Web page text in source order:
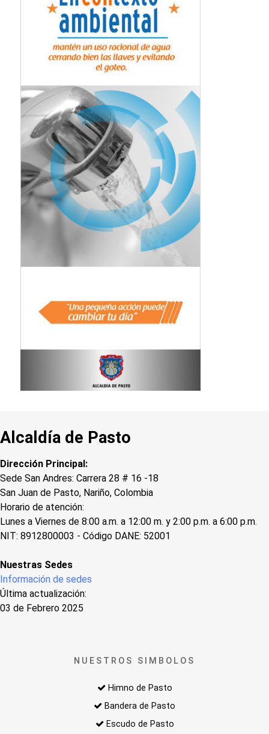
Alcaldía de Pasto
Dirección Principal:
Sede San Andres: Carrera 28 # 16 -18
San Juan de Pasto, Nariño, Colombia
Horario de atención:
Lunes a Viernes de 8:00 a.m. a 12:00 m. y 2:00 p.m. a 6:00 p.m.
NIT: 8912800003 - Código DANE: 52001
Nuestras Sedes
Información de sedes
Última actualización:
03 de Febrero 2025
NUESTROS SIMBOLOS
Himno de Pasto
Bandera de Pasto
Escudo de Pasto